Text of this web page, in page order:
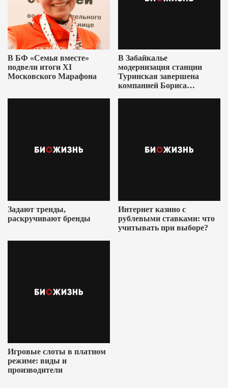
В БФ «Семья вместе»
подвели итоги XI
Московского Марафона
В Забайкалье
модернизация станции
Туринская завершена
компанией Бориса
Задают тренды,
раскручивают бренды
Интернет казино с
рублевыми ставками: что
учитывать при выборе?
Игровые слоты в платном
режиме: виды и
производители